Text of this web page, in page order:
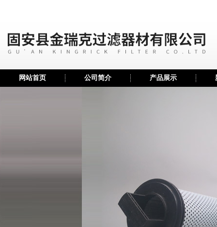
网站首页 公司简介 产品展示